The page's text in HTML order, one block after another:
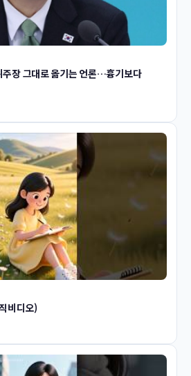
장 그대로 옮기는 언론…흉기보다
비디오)